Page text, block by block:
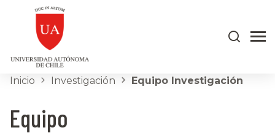
Inicio Investigación Equipo Investigación
Equipo